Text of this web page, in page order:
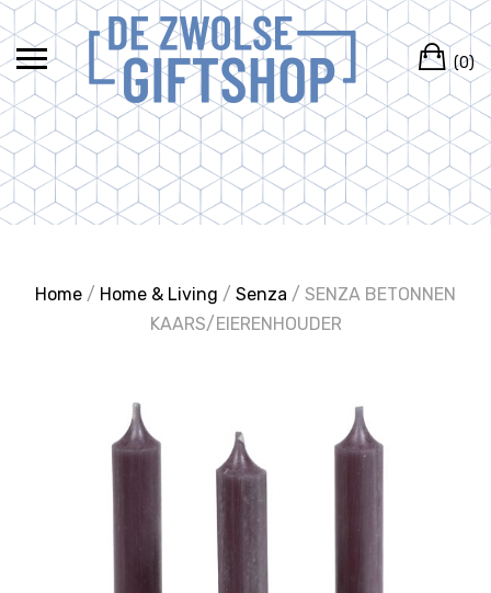
Ga
naar
de
inhoud
(0)
Home / Home & Living / Senza / SENZA BETONNEN
KAARS/EIERENHOUDER